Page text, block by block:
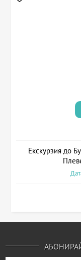
Екскурзия до